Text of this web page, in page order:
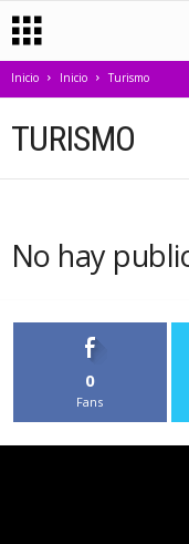
Inicio Inicio Turismo
TURISMO
No hay
0
Fans